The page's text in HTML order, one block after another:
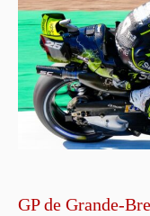
GP de Grande-